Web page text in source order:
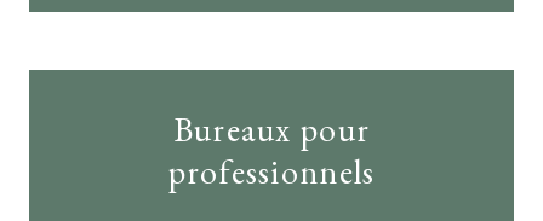
Bureaux pour
professionnels